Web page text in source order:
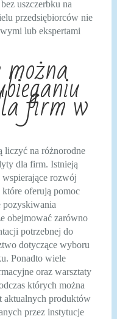
uszczerbku na
przedsiębiorców nie
lub ekspertami
firm w
liczyć na różnorodne
dla firm. Istnieją
rozwój
które oferują pomoc
pozyskiwania
obejmować zarówno
potrzebnej do
dotyczące wyboru
Ponadto wiele
oraz warsztaty
których można
aktualnych produktów
przez instytucje